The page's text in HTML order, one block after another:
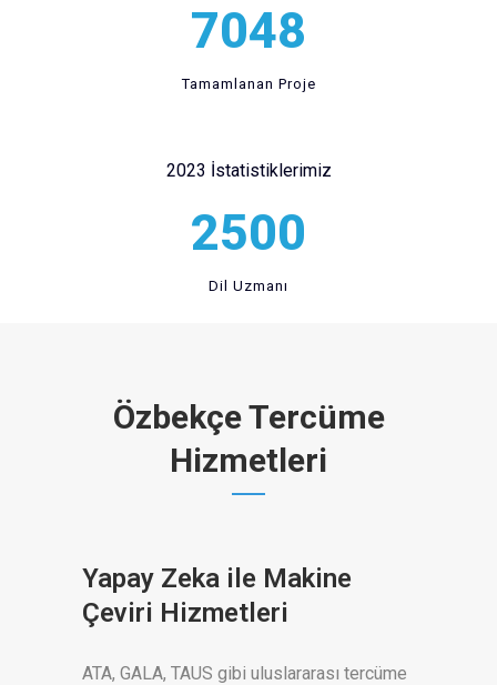
7048
Tamamlanan Proje
2023 İstatistiklerimiz
2500
Dil Uzmanı
Özbekçe Tercüme
Hizmetleri
Yapay Zeka ile Makine
Çeviri Hizmetleri
ATA, GALA, TAUS gibi uluslararası tercüme